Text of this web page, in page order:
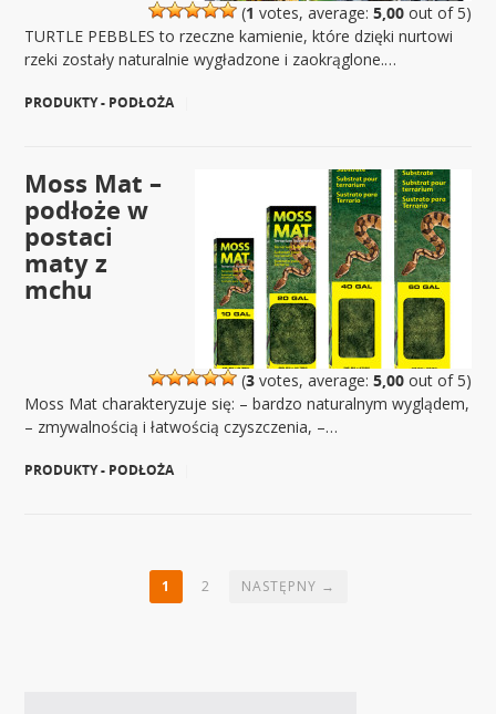
(1 votes, average: 5,00out of 5)
TURTLE PEBBLES to rzeczne kamienie, które dzięki nurtowi
rzeki zostały naturalnie wygładzone i zaokrąglone.…
PRODUKTY - PODŁOŻA
(3votes, average: 5,00out of 5)
Moss Mat –
podłoże w
postaci
maty z
mchu
Moss Mat charakteryzuje się: – bardzo naturalnym wyglądem,
– zmywalnością i łatwością czyszczenia, –…
PRODUKTY - PODŁOŻA
1 2 NASTĘPNY →